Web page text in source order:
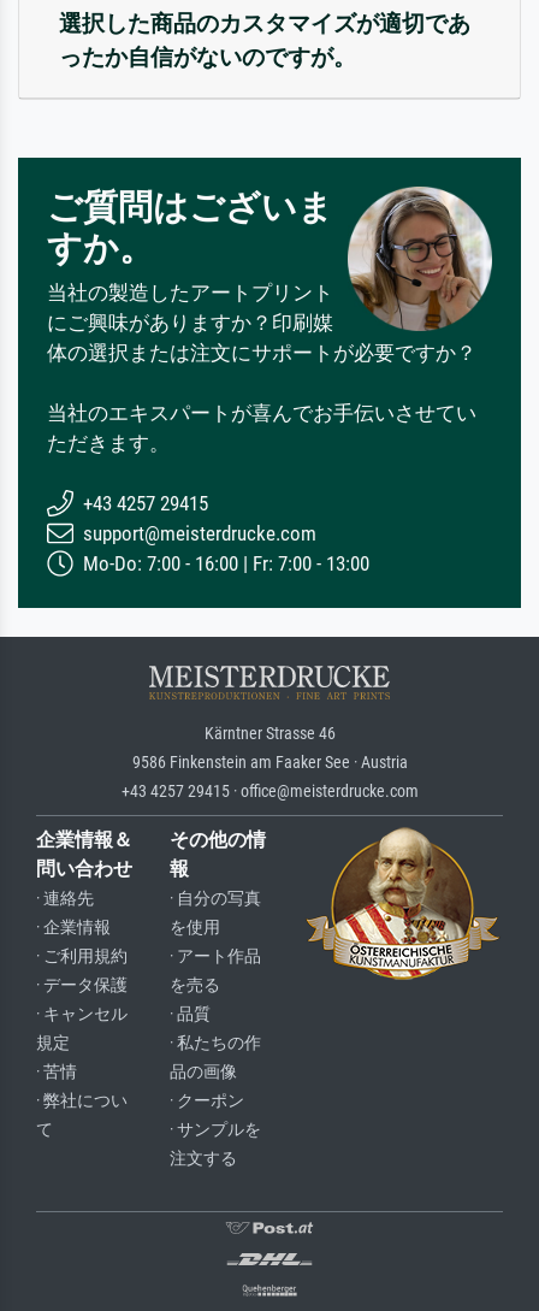
選択した商品のカスタマイズが適切であ
ったか自信がないのですが。
ご質問はございま
すか。
当社の製造したアートプリント
にご興味がありますか？印刷媒
体の選択または注文にサポートが必要ですか？
当社のエキスパートが喜んでお手伝いさせてい
ただきます。
+43 4257 29415
support@meisterdrucke.com
Mo-Do: 7:00 - 16:00 | Fr: 7:00 - 13:00
Kärntner Strasse 46
9586 Finkenstein am Faaker See · Austria
+43 4257 29415 · office@meisterdrucke.com
企業情報＆
問い合わせ
· 連絡先
· 企業情報
· ご利用規約
· データ保護
· キャンセル
規定
· 苦情
· 弊社につい
て
その他の情
報
· 自分の写真
を使用
· アート作品
を売る
· 品質
· 私たちの作
品の画像
· クーポン
· サンプルを
注文する